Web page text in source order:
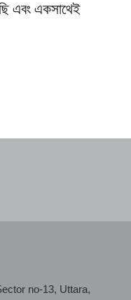
এবং একসাথেই
no-13, Uttara,